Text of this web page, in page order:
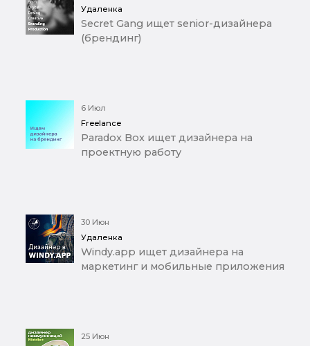
Удаленка
Secret Gang ищет senior-дизайнера
(брендинг)
6 Июл
Freelance
Paradox Box ищет дизайнера на
проектную работу
30 Июн
Удаленка
Windy.app ищет дизайнера на
маркетинг и мобильные приложения
25 Июн